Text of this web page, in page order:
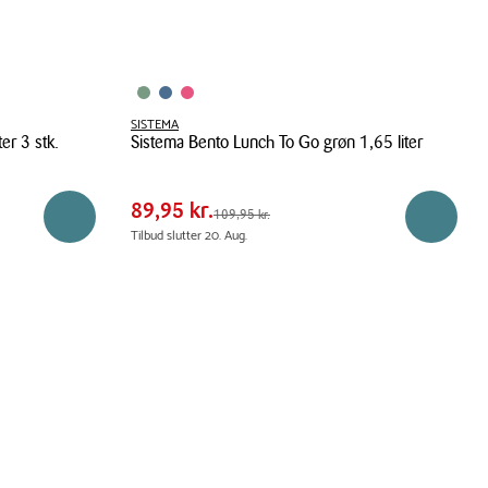
3 stk.
Reservér i butik
SISTEMA
Sistema Bento Lunch To Go grøn 1,65 liter
Bento
Lunch
Pris
Pris
89,95 kr.
Førpris 109,95 kr.
89,95 kr.109,95 kr.
Tilbud slutter 20. Aug.
Læg i